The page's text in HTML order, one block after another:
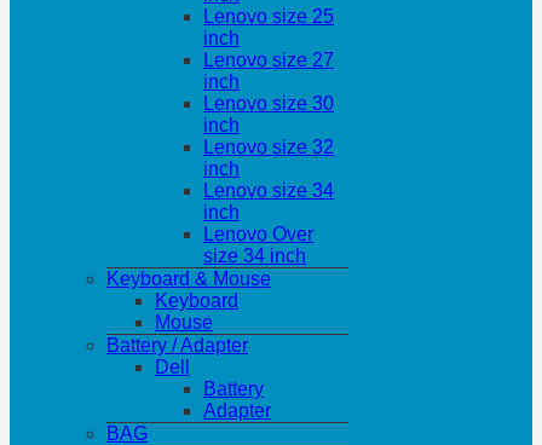
Lenovo size 25
inch
Lenovo size 27
inch
Lenovo size 30
inch
Lenovo size 32
inch
Lenovo size 34
inch
Lenovo Over
size 34 inch
Keyboard & Mouse
Keyboard
Mouse
Battery / Adapter
Dell
Battery
Adapter
BAG